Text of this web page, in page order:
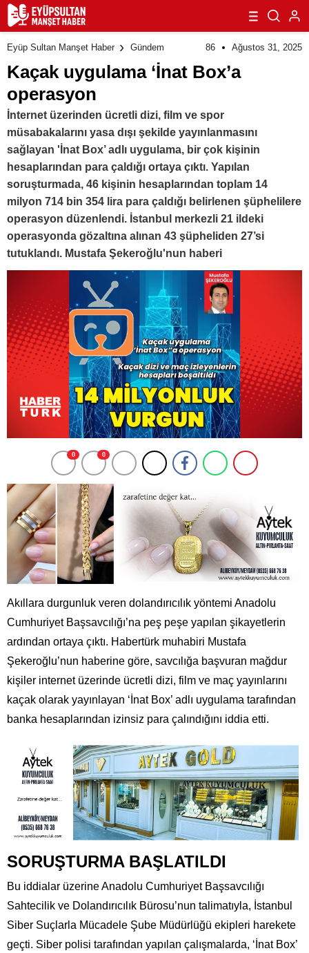
Eyüp Sultan Manşet Haber Gündem 86 Ağustos 31, 2025
Kaçak uygulama ‘İnat Box’a
operasyon
İnternet üzerinden ücretli dizi, film ve spor
müsabakalarını yasa dışı şekilde yayınlanmasını
sağlayan 'İnat Box’ adlı uygulama, bir çok kişinin
hesaplarından para çaldığı ortaya çıktı. Yapılan
soruşturmada, 46 kişinin hesaplarından toplam 14
milyon 714 bin 354 lira para çaldığı belirlenen şüphelilere
operasyon düzenlendi. İstanbul merkezli 21 ildeki
operasyonda gözaltına alınan 43 şüpheliden 27’si
tutuklandı. Mustafa Şekeroğlu'nun haberi
0 0
Akıllara durgunluk veren dolandırıcılık yöntemi Anadolu
Cumhuriyet Başsavcılığı’na peş peşe yapılan şikayetlerin
ardından ortaya çıktı. Habertürk muhabiri Mustafa
Şekeroğlu’nun haberine göre, savcılığa başvuran mağdur
kişiler internet üzerinde ücretli dizi, film ve maç yayınlarını
kaçak olarak yayınlayan ‘İnat Box’ adlı uygulama tarafından
banka hesaplarından izinsiz para çalındığını iddia etti.
SORUŞTURMA BAŞLATILDI
Bu iddialar üzerine Anadolu Cumhuriyet Başsavcılığı
Sahtecilik ve Dolandırıcılık Bürosu’nun talimatıyla, İstanbul
Siber Suçlarla Mücadele Şube Müdürlüğü ekipleri harekete
geçti. Siber polisi tarafından yapılan çalışmalarda, ‘İnat Box’